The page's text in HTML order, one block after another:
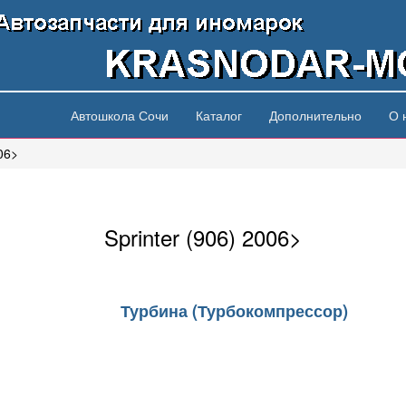
Автошкола Сочи Каталог Дополнительно О
Sprinter (906) 2006>
Турбина (Турбокомпрессор)